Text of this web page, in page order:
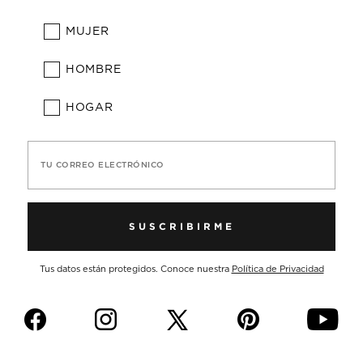
MUJER
HOMBRE
HOGAR
TU CORREO ELECTRÓNICO
SUSCRIBIRME
Tus datos están protegidos. Conoce nuestra Política de Privacidad
f i p y